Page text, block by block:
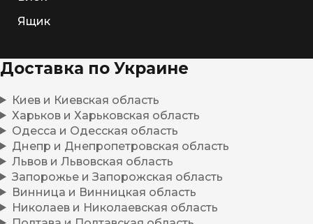
Ящик
Доставка по Украине
Киев и Киевская область
Харьков и Харьковская область
Одесса и Одесская область
Днепр и Днепропетровская область
Львов и Львовская область
Запорожье и Запорожская область
Винница и Винницкая область
Николаев и Николаевская область